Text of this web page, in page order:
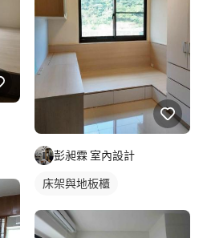
彭昶霖 室內設計
床架與地板櫃